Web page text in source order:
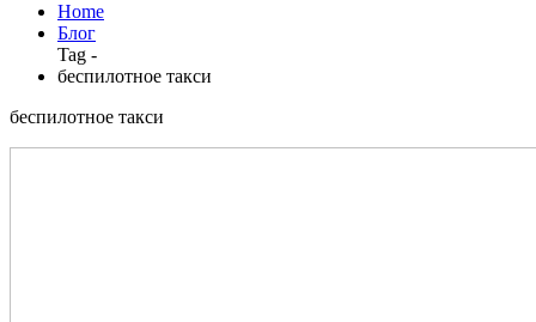
Home
Блог
Tag -
беспилотное такси
беспилотное такси